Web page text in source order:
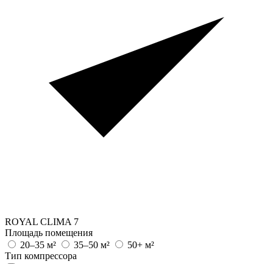
ROYAL CLIMA 7
Площадь помещения
20–35 м²
35–50 м²
50+ м²
Тип компрессора